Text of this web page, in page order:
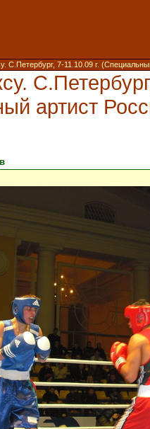
С.Петербург, 7-11.10.09 г.
артист